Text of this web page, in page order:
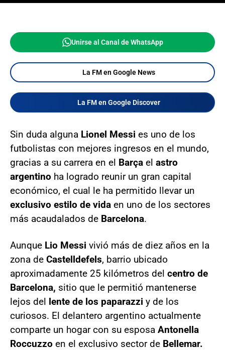
Unirse al Canal de WhatsApp
La FM en Google News
La FM en Google Discover
Sin duda alguna Lionel Messi es uno de los
futbolistas con mejores ingresos en el mundo,
gracias a su carrera en el Barça el astro
argentino ha logrado reunir un gran capital
económico, el cual le ha permitido llevar un
exclusivo estilo de vida en uno de los sectores
más acaudalados de Barcelona.
Aunque Lio Messi vivió más de diez años en la
zona de Castelldefels, barrio ubicado
aproximadamente 25 kilómetros del centro de
Barcelona, sitio que le permitió mantenerse
lejos del lente de los paparazzi y de los
curiosos. El delantero argentino actualmente
comparte un hogar con su esposa Antonella
Roccuzzo en el exclusivo sector de Bellemar.